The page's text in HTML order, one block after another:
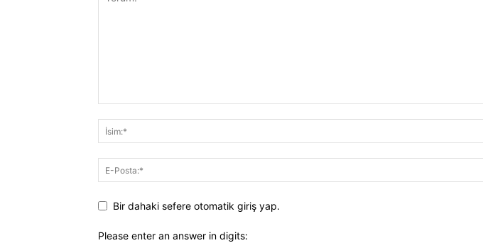
Bir dahaki sefere otomatik giriş yap.
Please enter an answer in digits: